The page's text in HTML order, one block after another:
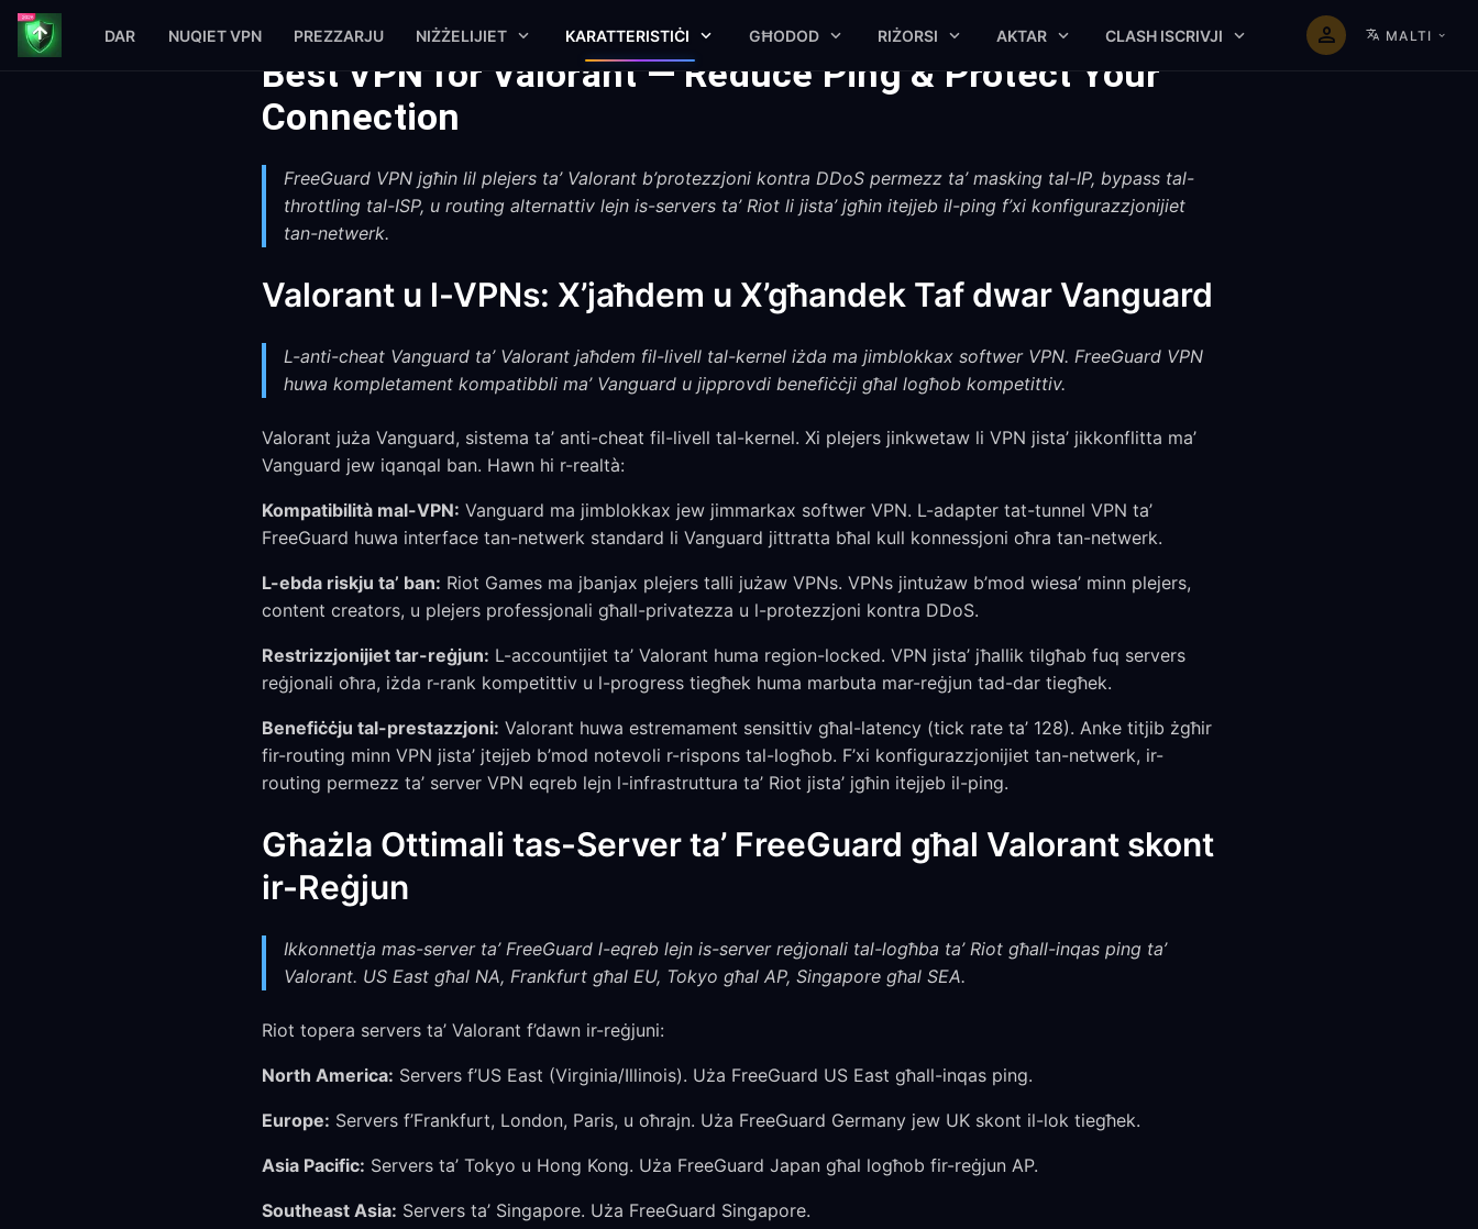
DAR NUQIET VPN PREZZARJU NIŻŻELIJIET KARATTERISTIĊI GĦODOD RIŻORSI AKTAR CLASH ISCRIVJI MALTI
Best VPN for Valorant — Reduce Ping & Protect Your
Connection
FreeGuard VPN jgħin lil plejers ta’ Valorant b’protezzjoni kontra DDoS permezz ta’ masking tal-IP, bypass tal-
throttling tal-ISP, u routing alternattiv lejn is-servers ta’ Riot li jista’ jgħin itejjeb il-ping f’xi konfigurazzjonijiet
tan-netwerk.
Valorant u l-VPNs: X’jaħdem u X’għandek Taf dwar Vanguard
L-anti-cheat Vanguard ta’ Valorant jaħdem fil-livell tal-kernel iżda ma jimblokkax softwer VPN. FreeGuard VPN
huwa kompletament kompatibbli ma’ Vanguard u jipprovdi benefiċċji għal logħob kompetittiv.
Valorant juża Vanguard, sistema ta’ anti-cheat fil-livell tal-kernel. Xi plejers jinkwetaw li VPN jista’ jikkonflitta ma’
Vanguard jew iqanqal ban. Hawn hi r-realtà:
Kompatibilità mal-VPN: Vanguard ma jimblokkax jew jimmarkax softwer VPN. L-adapter tat-tunnel VPN ta’
FreeGuard huwa interface tan-netwerk standard li Vanguard jittratta bħal kull konnessjoni oħra tan-netwerk.
L-ebda riskju ta’ ban: Riot Games ma jbanjax plejers talli jużaw VPNs. VPNs jintużaw b’mod wiesa’ minn plejers,
content creators, u plejers professjonali għall-privatezza u l-protezzjoni kontra DDoS.
Restrizzjonijiet tar-reġjun: L-accountijiet ta’ Valorant huma region-locked. VPN jista’ jħallik tilgħab fuq servers
reġjonali oħra, iżda r-rank kompetittiv u l-progress tiegħek huma marbuta mar-reġjun tad-dar tiegħek.
Benefiċċju tal-prestazzjoni: Valorant huwa estremament sensittiv għal-latency (tick rate ta’ 128). Anke titjib żgħir
fir-routing minn VPN jista’ jtejjeb b’mod notevoli r-rispons tal-logħob. F’xi konfigurazzjonijiet tan-netwerk, ir-
routing permezz ta’ server VPN eqreb lejn l-infrastruttura ta’ Riot jista’ jgħin itejjeb il-ping.
Għażla Ottimali tas-Server ta’ FreeGuard għal Valorant skont
ir-Reġjun
Ikkonnettja mas-server ta’ FreeGuard l-eqreb lejn is-server reġjonali tal-logħba ta’ Riot għall-inqas ping ta’
Valorant. US East għal NA, Frankfurt għal EU, Tokyo għal AP, Singapore għal SEA.
Riot topera servers ta’ Valorant f’dawn ir-reġjuni:
North America: Servers f’US East (Virginia/Illinois). Uża FreeGuard US East għall-inqas ping.
Europe: Servers f’Frankfurt, London, Paris, u oħrajn. Uża FreeGuard Germany jew UK skont il-lok tiegħek.
Asia Pacific: Servers ta’ Tokyo u Hong Kong. Uża FreeGuard Japan għal logħob fir-reġjun AP.
Southeast Asia: Servers ta’ Singapore. Uża FreeGuard Singapore.